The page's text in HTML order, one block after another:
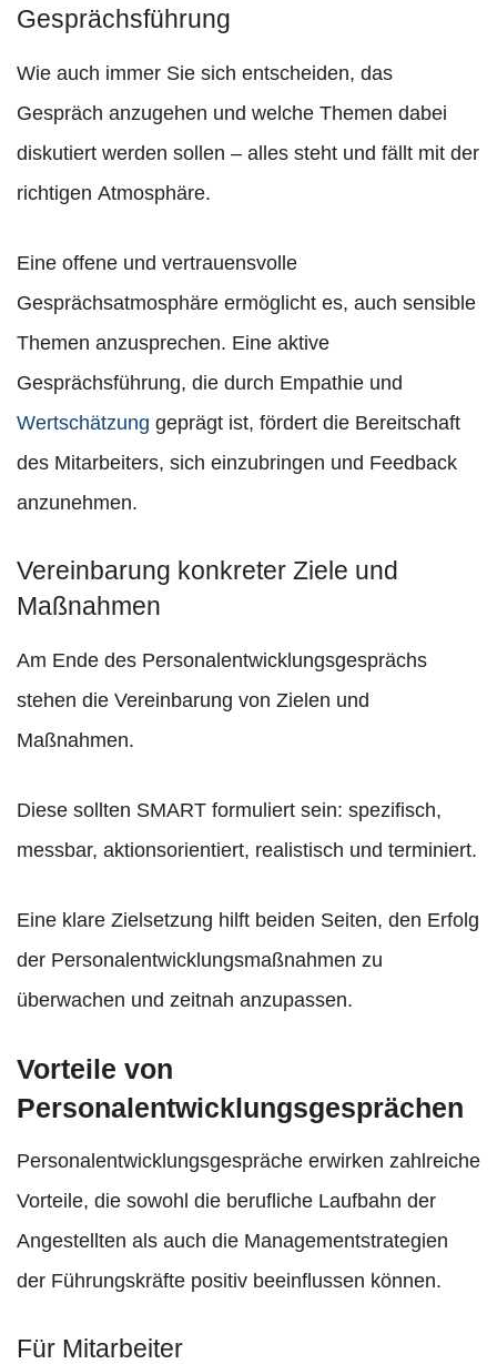
Gesprächsführung
Wie auch immer Sie sich entscheiden, das
Gespräch anzugehen und welche Themen dabei
diskutiert werden sollen – alles steht und fällt mit der
richtigen Atmosphäre.
Eine offene und vertrauensvolle
Gesprächsatmosphäre ermöglicht es, auch sensible
Themen anzusprechen. Eine aktive
Gesprächsführung, die durch Empathie und
Wertschätzung geprägt ist, fördert die Bereitschaft
des Mitarbeiters, sich einzubringen und Feedback
anzunehmen.
Vereinbarung konkreter Ziele und
Maßnahmen
Am Ende des Personalentwicklungsgesprächs
stehen die Vereinbarung von Zielen und
Maßnahmen.
Diese sollten SMART formuliert sein: spezifisch,
messbar, aktionsorientiert, realistisch und terminiert.
Eine klare Zielsetzung hilft beiden Seiten, den Erfolg
der Personalentwicklungsmaßnahmen zu
überwachen und zeitnah anzupassen.
Vorteile von
Personalentwicklungsgesprächen
Personalentwicklungsgespräche erwirken zahlreiche
Vorteile, die sowohl die berufliche Laufbahn der
Angestellten als auch die Managementstrategien
der Führungskräfte positiv beeinflussen können.
Für Mitarbeiter